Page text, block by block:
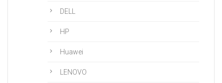
DELL
HP
Huawei
LENOVO